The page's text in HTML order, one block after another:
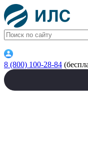
8 (800) 100-28-84